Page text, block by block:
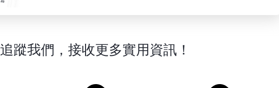
追蹤我們，接收更多實用資訊！